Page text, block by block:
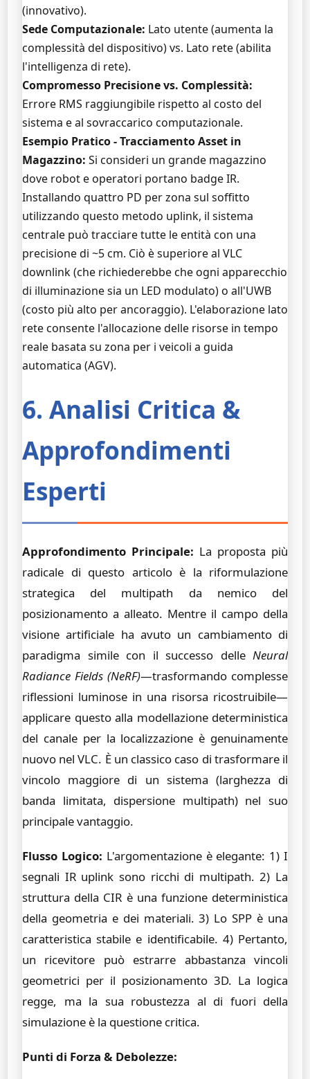
(innovativo).
Sede Computazionale: Lato utente (aumenta la
complessità del dispositivo) vs. Lato rete (abilita
l'intelligenza di rete).
Compromesso Precisione vs. Complessità:
Errore RMS raggiungibile rispetto al costo del
sistema e al sovraccarico computazionale.
Esempio Pratico - Tracciamento Asset in
Magazzino: Si consideri un grande magazzino
dove robot e operatori portano badge IR.
Installando quattro PD per zona sul soffitto
utilizzando questo metodo uplink, il sistema
centrale può tracciare tutte le entità con una
precisione di ~5 cm. Ciò è superiore al VLC
downlink (che richiederebbe che ogni apparecchio
di illuminazione sia un LED modulato) o all'UWB
(costo più alto per ancoraggio). L'elaborazione lato
rete consente l'allocazione delle risorse in tempo
reale basata su zona per i veicoli a guida
automatica (AGV).
6. Analisi Critica &
Approfondimenti
Esperti
Approfondimento Principale: La proposta più
radicale di questo articolo è la riformulazione
strategica del multipath da nemico del
posizionamento a alleato. Mentre il campo della
visione artificiale ha avuto un cambiamento di
paradigma simile con il successo delle Neural
Radiance Fields (NeRF)—trasformando complesse
riflessioni luminose in una risorsa ricostruibile—
applicare questo alla modellazione deterministica
del canale per la localizzazione è genuinamente
nuovo nel VLC. È un classico caso di trasformare il
vincolo maggiore di un sistema (larghezza di
banda limitata, dispersione multipath) nel suo
principale vantaggio.
Flusso Logico: L'argomentazione è elegante: 1) I
segnali IR uplink sono ricchi di multipath. 2) La
struttura della CIR è una funzione deterministica
della geometria e dei materiali. 3) Lo SPP è una
caratteristica stabile e identificabile. 4) Pertanto,
un ricevitore può estrarre abbastanza vincoli
geometrici per il posizionamento 3D. La logica
regge, ma la sua robustezza al di fuori della
simulazione è la questione critica.
Punti di Forza & Debolezze: